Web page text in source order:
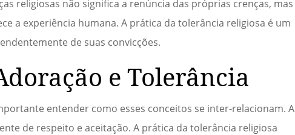
religiosas não significa a renúncia das próprias crenças, mas
a experiência humana. A prática da tolerância religiosa é um
de suas convicções.
e Tolerância
entender como esses conceitos se inter-relacionam. A
de respeito e aceitação. A prática da tolerância religiosa